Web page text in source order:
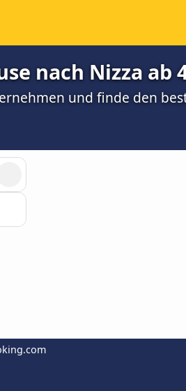
nach Nizza ab
und finde den